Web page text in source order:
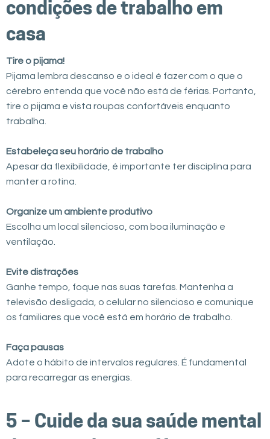
condições de trabalho em
casa
Tire o pijama!
Pijama lembra descanso e o ideal é fazer com o que o
cérebro entenda que você não está de férias. Portanto,
tire o pijama e vista roupas confortáveis enquanto
trabalha.
Estabeleça seu horário de trabalho
Apesar da flexibilidade, é importante ter disciplina para
manter a rotina.
Organize um ambiente produtivo
Escolha um local silencioso, com boa iluminação e
ventilação.
Evite distrações
Ganhe tempo, foque nas suas tarefas. Mantenha a
televisão desligada, o celular no silencioso e comunique
os familiares que você está em horário de trabalho.
Faça pausas
Adote o hábito de intervalos regulares. É fundamental
para recarregar as energias.
5 – Cuide da sua saúde mental